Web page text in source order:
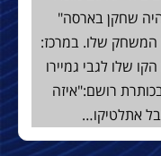
שחקן בארסה"
המשחק שלו. במרכז:
שלו לגבי גמיירו
רושם:"איזה
אתלטיקו…